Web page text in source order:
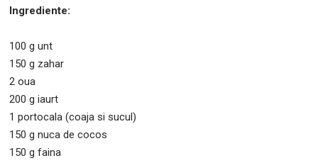
Ingrediente:
100 g unt
150 g zahar
2 oua
200 g iaurt
1 portocala (coaja si sucul)
150 g nuca de cocos
150 g faina